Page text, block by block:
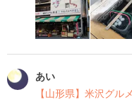
あい
【山形県】米沢グル